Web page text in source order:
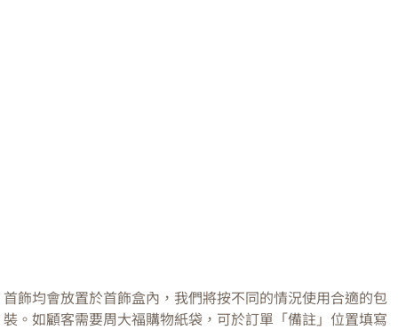
首飾均會放置於首飾盒內，我們將按不同的情況使用合適的包
裝。如顧客需要周大福購物紙袋，可於訂單「備註」位置填寫